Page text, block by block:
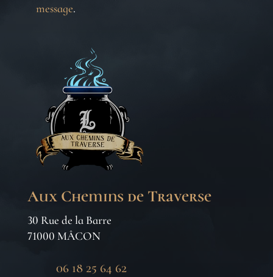
message.
Aux Chemins de Traverse
30 Rue de la Barre
71000 MÂCON
06 18 25 64 62